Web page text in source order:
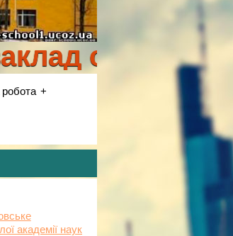
освіти
академії наук